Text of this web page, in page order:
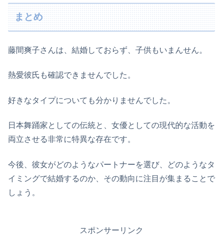
まとめ
藤間爽子さんは、結婚しておらず、子供もいまんせん。
熱愛彼氏も確認できませんでした。
好きなタイプについても分かりませんでした。
日本舞踊家としての伝統と、女優としての現代的な活動を
両立させる非常に特異な存在です。
今後、彼女がどのようなパートナーを選び、どのようなタ
イミングで結婚するのか、その動向に注目が集まることで
しょう。
スポンサーリンク